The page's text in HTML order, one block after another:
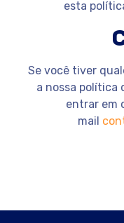
esta
Se você tiver
a nossa política
entrar em
mail